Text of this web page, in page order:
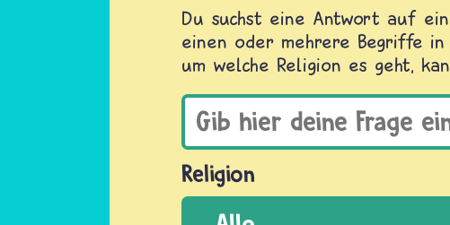
Du suchst eine Antwort auf
einen oder mehrere Begriffe in
um welche Religion es geht,
Religion